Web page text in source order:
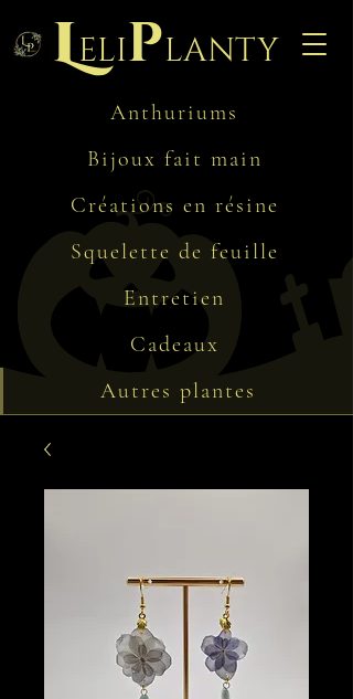
Leliplanty
Anthuriums
Bijoux fait main
Créations en résine
Squelette de feuille
Entretien
Cadeaux
Autres plantes